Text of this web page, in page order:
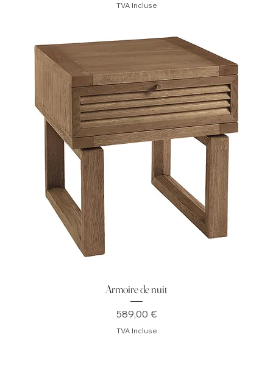
TVA Incluse
Armoire de nuit
Prix
589,00 €
TVA Incluse